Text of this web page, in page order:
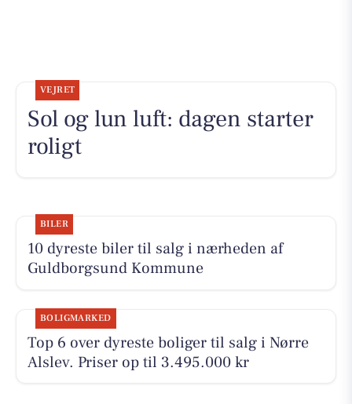
VEJRET
Sol og lun luft: dagen starter
roligt
BILER
10 dyreste biler til salg i nærheden af
Guldborgsund Kommune
BOLIGMARKED
Top 6 over dyreste boliger til salg i Nørre
Alslev. Priser op til 3.495.000 kr